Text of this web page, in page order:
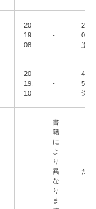
20
19.
08
-
000
送料
20
19.
10
-
500
送料
書
籍
に
よ
り
異
な
り
ま
ただ